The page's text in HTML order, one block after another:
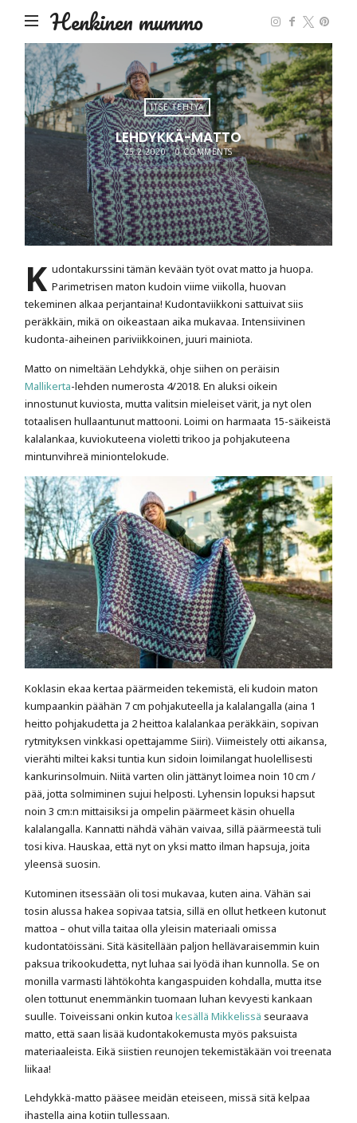
Henkinen mummo
ITSE TEHTYÄ
LEHDYKKÄ-MATTO
25.2.2020 0 COMMENTS
K udontakurssini tämän kevään työt ovat matto ja huopa.
Parimetrisen maton kudoin viime viikolla, huovan
tekeminen alkaa perjantaina! Kudontaviikkoni sattuivat siis
peräkkäin, mikä on oikeastaan aika mukavaa. Intensiivinen
kudonta-aiheinen pariviikkoinen, juuri mainiota.
Matto on nimeltään Lehdykkä, ohje siihen on peräisin
Mallikerta-lehden numerosta 4/2018. En aluksi oikein
innostunut kuviosta, mutta valitsin mieleiset värit, ja nyt olen
totaalisen hullaantunut mattooni. Loimi on harmaata 15-säikeistä
kalalankaa, kuviokuteena violetti trikoo ja pohjakuteena
mintunvihreä miniontelokude.
Koklasin ekaa kertaa päärmeiden tekemistä, eli kudoin maton
kumpaankin päähän 7 cm pohjakuteella ja kalalangalla (aina 1
heitto pohjakudetta ja 2 heittoa kalalankaa peräkkäin, sopivan
rytmityksen vinkkasi opettajamme Siiri). Viimeistely otti aikansa,
vierähti miltei kaksi tuntia kun sidoin loimilangat huolellisesti
kankurinsolmuin. Niitä varten olin jättänyt loimea noin 10 cm /
pää, jotta solmiminen sujui helposti. Lyhensin lopuksi hapsut
noin 3 cm:n mittaisiksi ja ompelin päärmeet käsin ohuella
kalalangalla. Kannatti nähdä vähän vaivaa, sillä päärmeestä tuli
tosi kiva. Hauskaa, että nyt on yksi matto ilman hapsuja, joita
yleensä suosin.
Kutominen itsessään oli tosi mukavaa, kuten aina. Vähän sai
tosin alussa hakea sopivaa tatsia, sillä en ollut hetkeen kutonut
mattoa – ohut villa taitaa olla yleisin materiaali omissa
kudontatöissäni. Sitä käsitellään paljon hellävaraisemmin kuin
paksua trikookudetta, nyt luhaa sai lyödä ihan kunnolla. Se on
monilla varmasti lähtökohta kangaspuiden kohdalla, mutta itse
olen tottunut enemmänkin tuomaan luhan kevyesti kankaan
suulle. Toiveissani onkin kutoakesällä Mikkelissä seuraava
matto, että saan lisää kudontakokemusta myös paksuista
materiaaleista. Eikä siistien reunojen tekemistäkään voi treenata
liikaa!
Lehdykkä-matto pääsee meidän eteiseen, missä sitä kelpaa
ihastella aina kotiin tullessaan.